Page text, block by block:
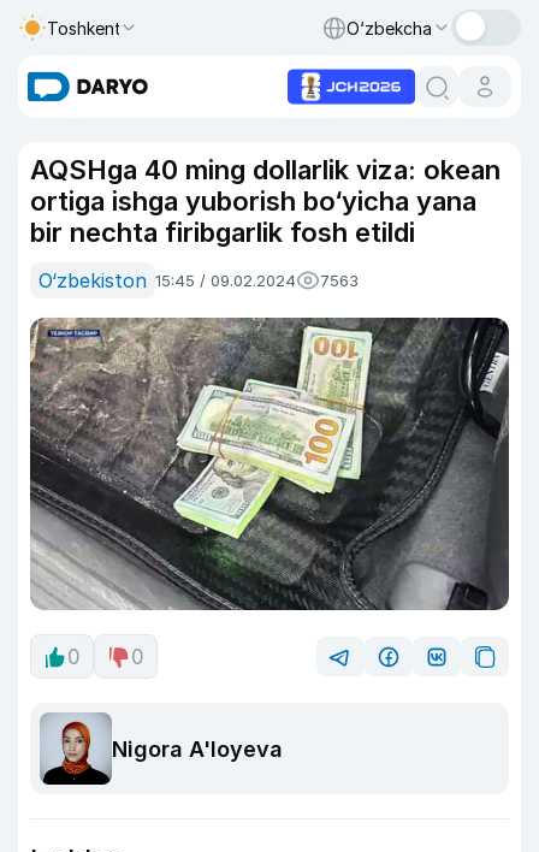
Toshkent O‘zbekcha
AQSHga 40 ming dollarlik viza: okean
ortiga ishga yuborish bo‘yicha yana
bir nechta firibgarlik fosh etildi
O‘zbekiston 15:45 / 09.02.2024 7563
0 0
Nigora A'loyeva